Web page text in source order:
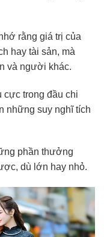
rằng giá trị của
hay tài sản, mà
và người khác.
cực trong đầu chi
những suy nghĩ tích
phần thưởng
dù lớn hay nhỏ.